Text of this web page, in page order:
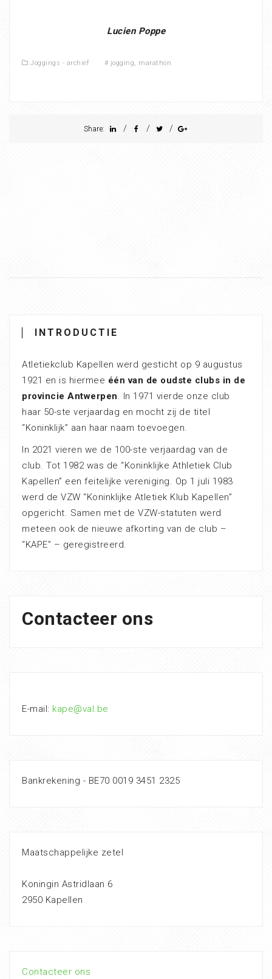
Lucien Poppe
Joggings - archief # jogging, marathon
Share: / / /
INTRODUCTIE
Atletiekclub Kapellen werd gesticht op 9 augustus
1921 en is hiermee één van de oudste clubs in de
provincie Antwerpen. In 1971 vierde onze club
haar 50-ste verjaardag en mocht zij de titel
“Koninklijk” aan haar naam toevoegen.
In 2021 vieren we de 100-ste verjaardag van de
club. Tot 1982 was de “Koninklijke Athletiek Club
Kapellen” een feitelijke vereniging. Op 1 juli 1983
werd de VZW “Koninklijke Atletiek Klub Kapellen”
opgericht. Samen met de VZW-statuten werd
meteen ook de nieuwe afkorting van de club –
“KAPE” – geregistreerd.
Contacteer ons
E-mail: kape@val.be
Bankrekening - BE70 0019 3451 2325
Maatschappelijke zetel
Koningin Astridlaan 6
2950 Kapellen
Contacteer ons